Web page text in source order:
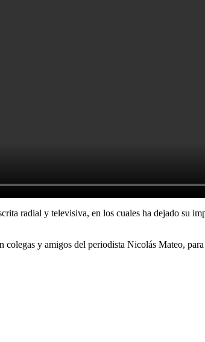
radial y televisiva, en los cuales ha dejado su
y amigos del periodista Nicolás Mateo,